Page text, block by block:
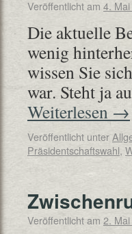
Veröffentlicht am 4.
Die aktuelle
wenig
wissen Sie
war. Steht ja
Weiterlesen →
Veröffentlicht unter
Präsidentschaftswahl,
Veröffentlicht am 2.